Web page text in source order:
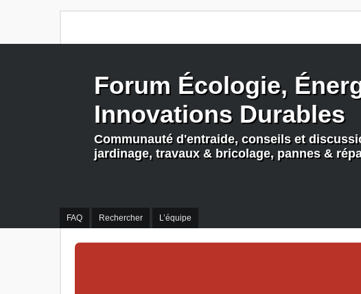
FAQ Rechercher L’équipe
Forum Écologie,
Innovations Durables
Communauté d'entraide, conseils et
jardinage, travaux & bricolage, pannes &